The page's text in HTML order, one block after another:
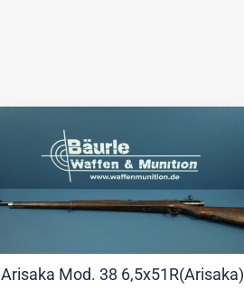
Arisaka Mod. 38 6,5x51R(Arisaka)